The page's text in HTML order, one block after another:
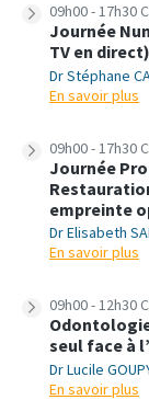
09h00 - 17h30
Journée
TV en
Dr Stéphane
En savoir plus
09h00 - 17h30
Journée
empreinte
Dr Elisabeth
En savoir plus
09h00 - 12h30
seul face à
Dr Lucile
En savoir plus